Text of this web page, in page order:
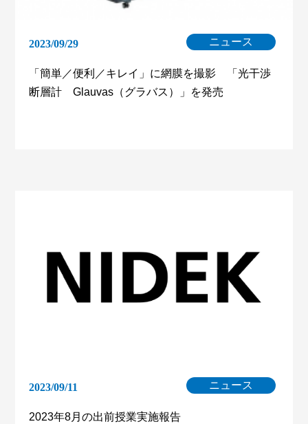
2023/09/29 ニュース
「簡単／便利／キレイ」に網膜を撮影 「光干渉
断層計 Glauvas（グラバス）」を発売
2023/09/11 ニュース
2023年8月の出前授業実施報告